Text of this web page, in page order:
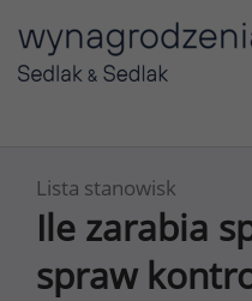
Lista stanowisk
Ile zarabia
spraw